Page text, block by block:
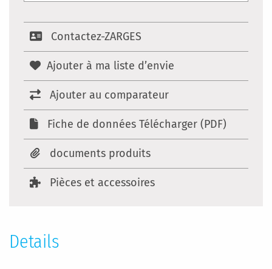
Contactez-ZARGES
Ajouter à ma liste d’envie
Ajouter au comparateur
Fiche de données Télécharger (PDF)
documents produits
Pièces et accessoires
Details